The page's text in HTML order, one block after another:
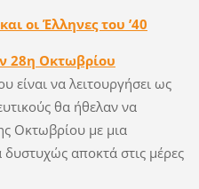
οι Έλληνες του ’40
28η Οκτωβρίου
είναι να λειτουργήσει ως
θα ήθελαν να
Οκτωβρίου με μια
αποκτά στις μέρες